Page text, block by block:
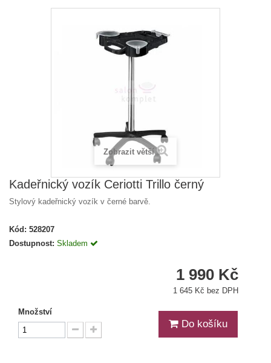
Zobrazit větší
Kadeřnický vozík Ceriotti Trillo černý
Stylový kadeřnický vozík v černé barvě.
Kód: 528207
Dostupnost: Skladem
1 990 Kč
1 645 Kč bez DPH
Množství
Do košíku